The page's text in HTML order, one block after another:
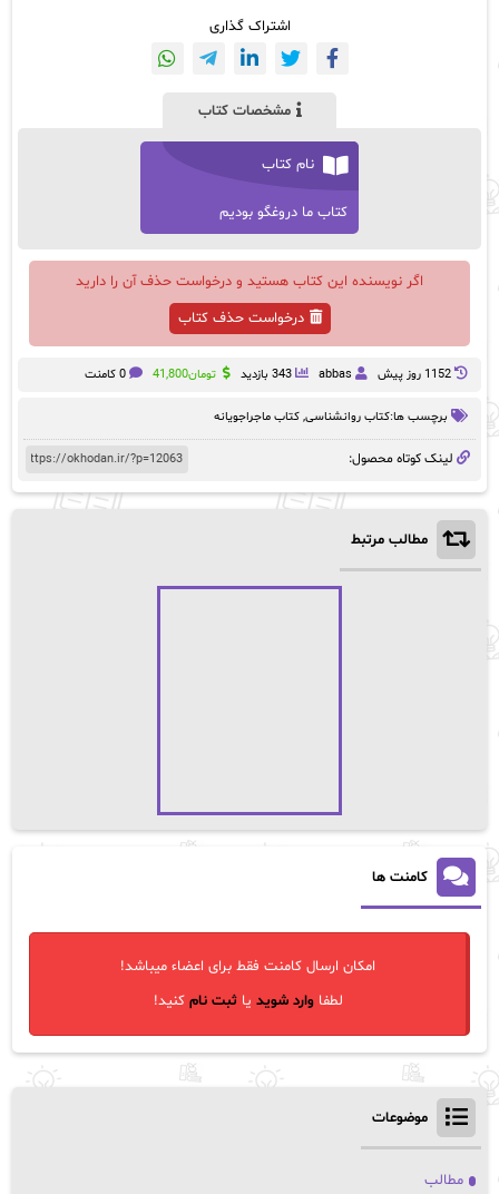
اشتراک گذاری
مشخصات کتاب
نام کتاب
کتاب ما دروغگو بودیم
اگر نویسنده این کتاب هستید و درخواست حذف آن را دارید
درخواست حذف کتاب
1152 روز پيش abbas 343 بازدید تومان41,800 0 کامنت
برچسب ها:کتاب روانشناسی, کتاب ماجراجویانه
لینک کوتاه محصول:
مطالب مرتبط
کامنت ها
امکان ارسال کامنت فقط برای اعضاء میباشد!
لطفاوارد شوید یاثبت نام کنید!
موضوعات
مطالب